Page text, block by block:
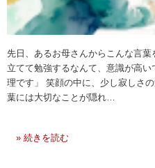
先日、あるお母さんからこんな言
立てて勉強するなんて、意識が高
理です」 笑顔の中に、少し寂しさ
葉には大切なことが隠れ…
» 続きを読む